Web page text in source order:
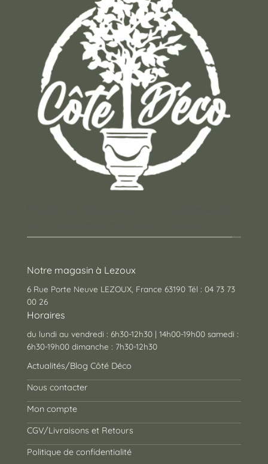
Notre magasin à Lezoux
6 Rue Porte Neuve LEZOUX, France 63190 Tél : 04 73 73
00 26
Horaires
du lundi au vendredi : 6h30-12h30 | 14h00-19h00 samedi :
6h30-19h00 dimanche : 7h30-12h30
Actualités/Blog Côté Déco
Nous contacter
Mon compte
CGV/Livraisons et Retours
Politique de confidentialité